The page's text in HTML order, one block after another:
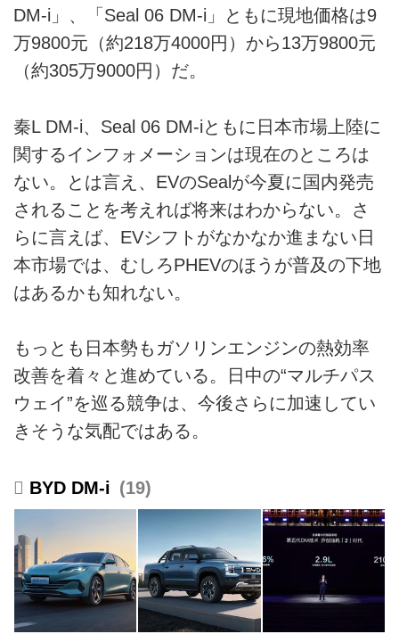
DM-i」、「Seal 06 DM-i」ともに現地価格は9
万9800元（約218万4000円）から13万9800元
（約305万9000円）だ。
秦L DM-i、Seal 06 DM-iともに日本市場上陸に
関するインフォメーションは現在のところは
ない。とは言え、EVのSealが今夏に国内発売
されることを考えれば将来はわからない。さ
らに言えば、EVシフトがなかなか進まない日
本市場では、むしろPHEVのほうが普及の下地
はあるかも知れない。
もっとも日本勢もガソリンエンジンの熱効率
改善を着々と進めている。日中の“マルチパス
ウェイ”を巡る競争は、今後さらに加速してい
きそうな気配ではある。
BYD DM-i 19